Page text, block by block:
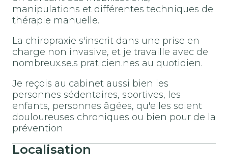
manipulations et différentes techniques de
thérapie manuelle.
La chiropraxie s'inscrit dans une prise en
charge non invasive, et je travaille avec de
nombreux.se.s praticien.nes au quotidien.
Je reçois au cabinet aussi bien les
personnes sédentaires, sportives, les
enfants, personnes âgées, qu'elles soient
douloureuses chroniques ou bien pour de la
prévention
Localisation